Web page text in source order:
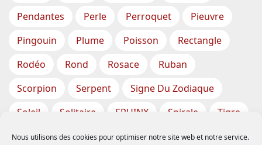
Nous utilisons des cookies pour optimiser notre site web et notre service.
Pendantes
Perle Perroquet
Pieuvre
Pingouin
Plume Poisson
Rectangle
Rodéo
Rond Rosace
Ruban
Scorpion
Serpent
Signe Du Zodiaque
Soleil
Solitaire SPHINX Spirale
Tigre
Torsade
Tortue Train Tresse